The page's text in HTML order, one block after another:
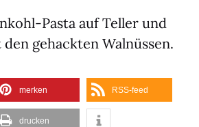
Pas­ta auf Tel­ler und
gehack­ten Wal­nüs­sen.
mer­ken RSS-feed
dru­cken